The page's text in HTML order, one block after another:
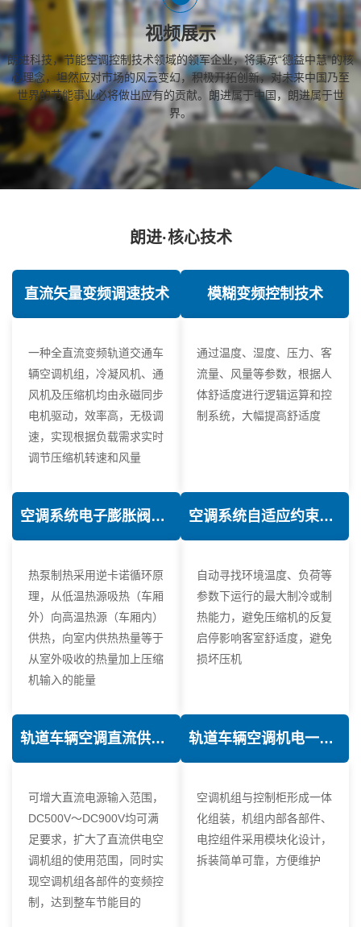
视频展示
朗进科技，节能空调控制技术领域的领军企业，将秉承“德益中慧”的核
心理念，坦然应对市场的风云变幻，积极开拓创新，对未来中国乃至
世界的节能事业必将做出应有的贡献。朗进属于中国，朗进属于世
界。
朗进·核心技术
直流矢量变频调速技术
一种全直流变频轨道交通车
辆空调机组，冷凝风机、通
风机及压缩机均由永磁同步
电机驱动，效率高，无极调
速，实现根据负载需求实时
调节压缩机转速和风量
模糊变频控制技术
通过温度、湿度、压力、客
流量、风量等参数，根据人
体舒适度进行逻辑运算和控
制系统，大幅提高舒适度
空调系统电子膨胀阀热力学优化技术
热泵制热采用逆卡诺循环原
理，从低温热源吸热（车厢
外）向高温热源（车厢内）
供热，向室内供热热量等于
从室外吸收的热量加上压缩
机输入的能量
空调系统自适应约束控制技术
自动寻找环境温度、负荷等
参数下运行的最大制冷或制
热能力，避免压缩机的反复
启停影响客室舒适度，避免
损坏压机
轨道车辆空调直流供电技术
可增大直流电源输入范围，
DC500V～DC900V均可满
足要求，扩大了直流供电空
调机组的使用范围，同时实
现空调机组各部件的变频控
制，达到整车节能目的
轨道车辆空调机电一体化技术
空调机组与控制柜形成一体
化组装，机组内部各部件、
电控组件采用模块化设计，
拆装简单可靠，方便维护